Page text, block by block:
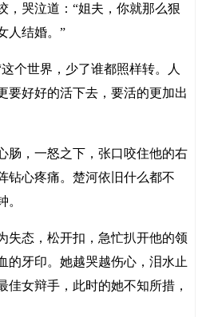
哭泣道：“姐夫，你就那么狠
人结婚。”
世界，少了谁都照样转。人
要好好的活下去，要活的更加出
，一怒之下，张口咬住他的右
钻心疼痛。楚河依旧什么都不
。
态，松开扣，急忙扒开他的领
的牙印。她越哭越伤心，泪水止
佳女辩手，此时的她不知所措，